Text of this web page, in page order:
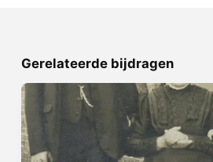
Gerelateerde bijdragen